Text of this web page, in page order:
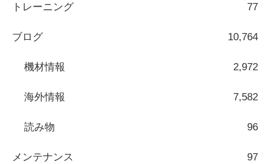
トレーニング 77
ブログ 10,764
機材情報 2,972
海外情報 7,582
読み物 96
メンテナンス 97